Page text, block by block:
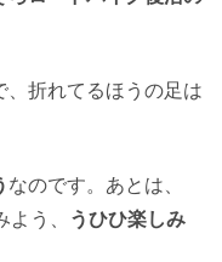
、折れてるほうの足は
なのです。あとは、
う、
うひひ楽しみ